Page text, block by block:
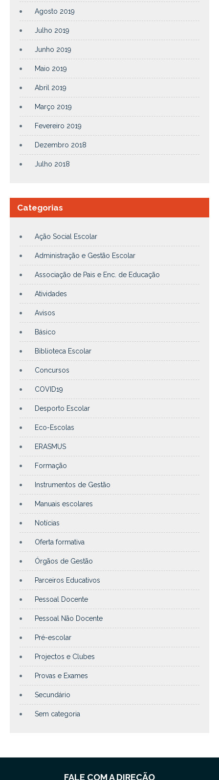
Agosto 2019
Julho 2019
Junho 2019
Maio 2019
Abril 2019
Março 2019
Fevereiro 2019
Dezembro 2018
Julho 2018
Categorias
Ação Social Escolar
Administração e Gestão Escolar
Associação de Pais e Enc. de Educação
Atividades
Avisos
Básico
Biblioteca Escolar
Concursos
COVID19
Desporto Escolar
Eco-Escolas
ERASMUS
Formação
Instrumentos de Gestão
Manuais escolares
Notícias
Oferta formativa
Órgãos de Gestão
Parceiros Educativos
Pessoal Docente
Pessoal Não Docente
Pré-escolar
Projectos e Clubes
Provas e Exames
Secundário
Sem categoria
FALE COM A DIREÇÃO